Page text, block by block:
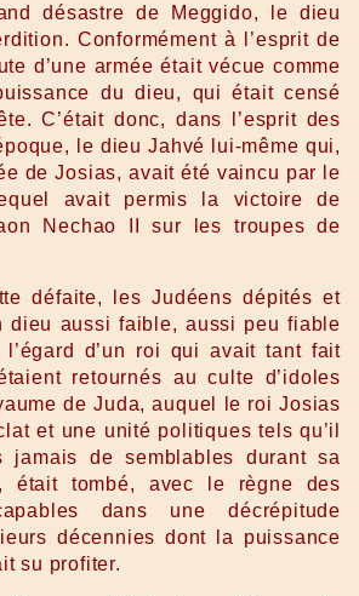
désastre de Meggido, le dieu
Conformément à l’esprit de
d’une armée était vécue comme
du dieu, qui était censé
C’était donc, dans l’esprit des
le dieu Jahvé lui-même qui,
de Josias, avait été vaincu par le
avait permis la victoire de
Nechao II sur les troupes de
défaite, les Judéens dépités et
dieu aussi faible, aussi peu fiable
d’un roi qui avait tant fait
retournés au culte d’idoles
de Juda, auquel le roi Josias
et une unité politiques tels qu’il
jamais de semblables durant sa
était tombé, avec le règne des
dans une décrépitude
décennies dont la puissance
su profiter.